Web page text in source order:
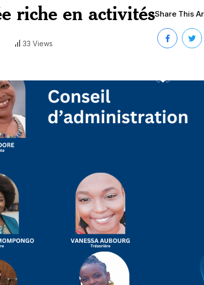
riche en activités
33 Views
Share This